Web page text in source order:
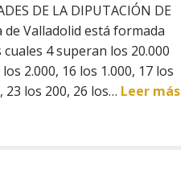
DE LA DIPUTACIÓN DE
de Valladolid está formada
4 superan los 20.000
2.000, 16 los 1.000, 17 los
23 los 200, 26 los… Leer más